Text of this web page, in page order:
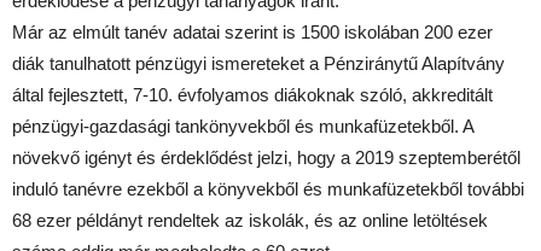
Már az elmúlt tanév adatai szerint is 1500 iskolában 200 ezer
diák tanulhatott pénzügyi ismereteket a Pénziránytű Alapítvány
által fejlesztett, 7-10. évfolyamos diákoknak szóló, akkreditált
pénzügyi-gazdasági tankönyvekből és munkafüzetekből. A
növekvő igényt és érdeklődést jelzi, hogy a 2019 szeptemberétől
induló tanévre ezekből a könyvekből és munkafüzetekből további
68 ezer példányt rendeltek az iskolák, és az online letöltések